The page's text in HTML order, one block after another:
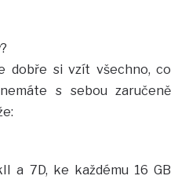
dobře si vzít všechno, co
s sebou zaručeně
a 7D, ke každému 16 GB